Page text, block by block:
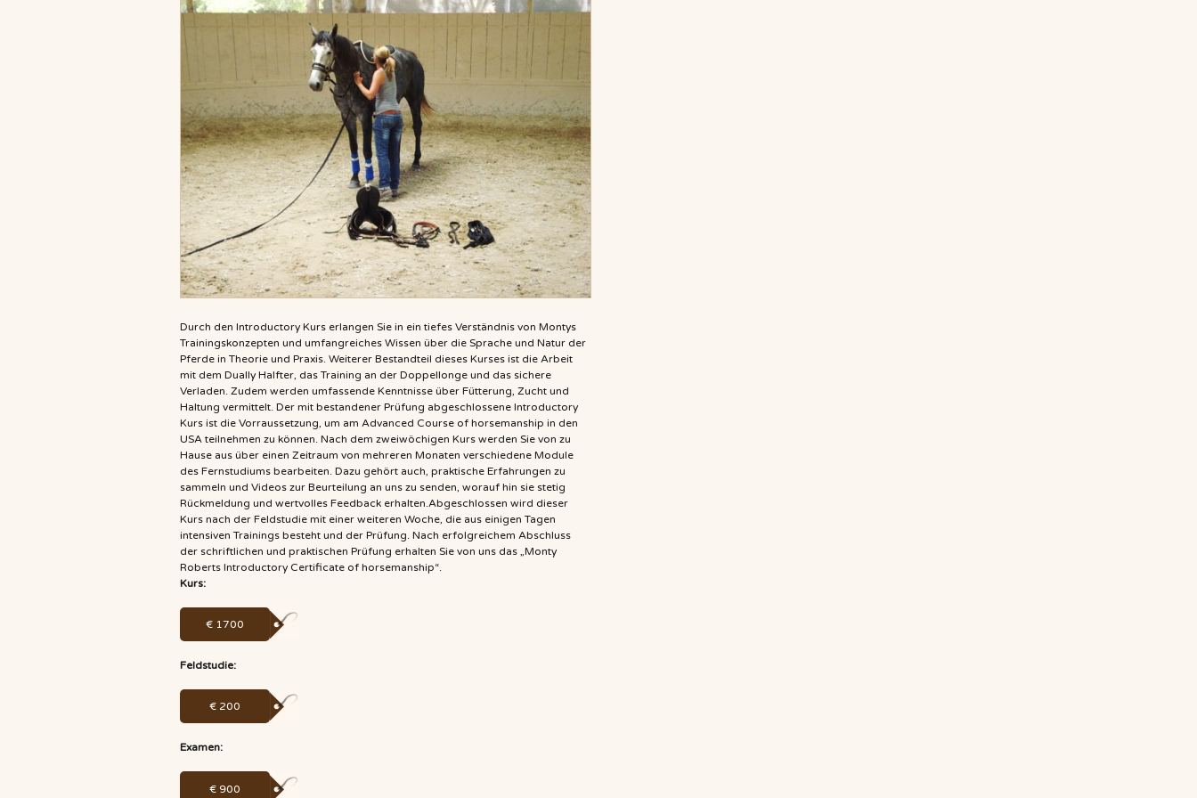
Durch den Introductory Kurs erlangen Sie in ein tiefes Verständnis von Montys
Trainingskonzepten und umfangreiches Wissen über die Sprache und Natur der
Pferde in Theorie und Praxis. Weiterer Bestandteil dieses Kurses ist die Arbeit
mit dem Dually Halfter, das Training an der Doppellonge und das sichere
Verladen. Zudem werden umfassende Kenntnisse über Fütterung, Zucht und
Haltung vermittelt. Der mit bestandener Prüfung abgeschlossene Introductory
Kurs ist die Vorraussetzung, um am Advanced Course of horsemanship in den
USA teilnehmen zu können. Nach dem zweiwöchigen Kurs werden Sie von zu
Hause aus über einen Zeitraum von mehreren Monaten verschiedene Module
des Fernstudiums bearbeiten. Dazu gehört auch, praktische Erfahrungen zu
sammeln und Videos zur Beurteilung an uns zu senden, worauf hin sie stetig
Rückmeldung und wertvolles Feedback erhalten.Abgeschlossen wird dieser
Kurs nach der Feldstudie mit einer weiteren Woche, die aus einigen Tagen
intensiven Trainings besteht und der Prüfung. Nach erfolgreichem Abschluss
der schriftlichen und praktischen Prüfung erhalten Sie von uns das „Monty
Roberts Introductory Certificate of horsemanship“.
Kurs:
€ 1700
Feldstudie:
€ 200
Examen:
€ 900